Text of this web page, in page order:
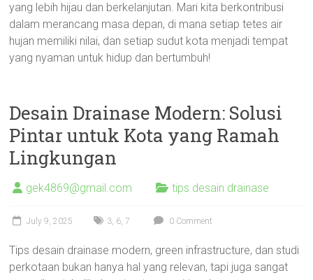
yang lebih hijau dan berkelanjutan. Mari kita berkontribusi
dalam merancang masa depan, di mana setiap tetes air
hujan memiliki nilai, dan setiap sudut kota menjadi tempat
yang nyaman untuk hidup dan bertumbuh!
Desain Drainase Modern: Solusi
Pintar untuk Kota yang Ramah
Lingkungan
gek4869@gmail.com tips desain drainase
July 9, 2025 3, 6,7 0 Comment
Tips desain drainase modern, green infrastructure, dan studi
perkotaan bukan hanya hal yang relevan, tapi juga sangat